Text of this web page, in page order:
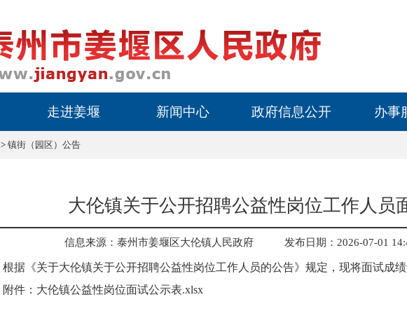
走进姜堰 新闻中心 政府信息公开 办事
> 镇街（园区）公告
大伦镇关于公开招聘公益性岗位工作人员
信息来源：泰州市姜堰区大伦镇人民政府 发布日期：2026-07-01
根据《关于大伦镇关于公开招聘公益性岗位工作人员的公告》规定，现将面试成绩
附件： 大伦镇公益性岗位面试公示表.xlsx